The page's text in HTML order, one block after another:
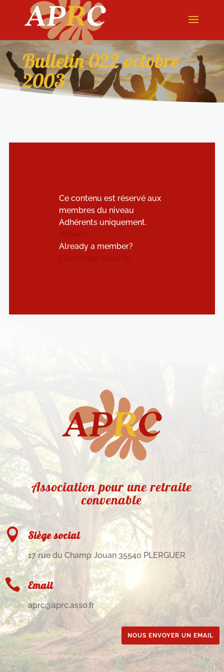
Bulletin 022 octobre
2003
Ce contenu est réservé aux
membres du niveau
Adhérents uniquement.
Already a member?
Association pour une retraite
convenable
 Siège social
17 rue du Champ Jouan 35540 PLERGUER
 Email
aprc@aprc.asso.fr
NOUS ENVOYER UN EMAIL